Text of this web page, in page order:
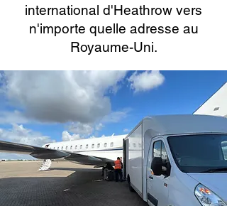
international d'Heathrow vers
n'importe quelle adresse au
Royaume-Uni.